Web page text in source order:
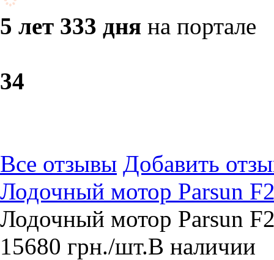
5 лет 333 дня на портале
34
Все отзывы Добавить
Лодочный мотор Parsun
Лодочный мотор Parsun
15680 грн./шт.В наличии